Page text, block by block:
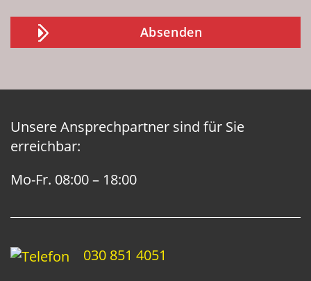
Unsere Ansprechpartner sind für Sie
erreichbar:
Mo-Fr. 08:00 – 18:00
030 851 4051